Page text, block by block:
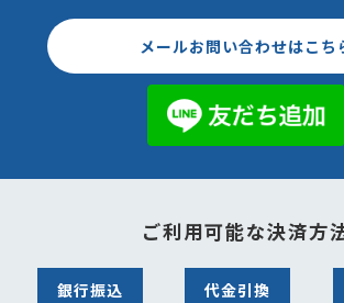
メールお問い合わせはこち
ご利用可能な決済方
銀行振込 代金引換